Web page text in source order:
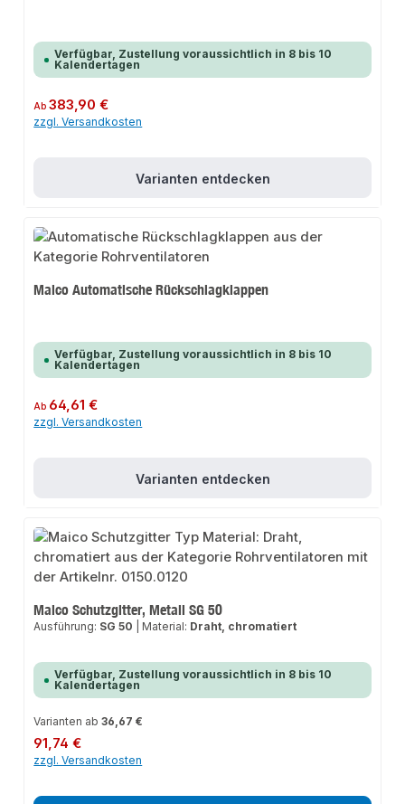
Verfügbar, Zustellung voraussichtlich in 8 bis 10
Kalendertagen
Regulärer Preis:
Ab383,90 €
zzgl. Versandkosten
Varianten entdecken
Maico Automatische Rückschlagklappen
Verfügbar, Zustellung voraussichtlich in 8 bis 10
Kalendertagen
Regulärer Preis:
Ab 64,61 €
zzgl. Versandkosten
Varianten entdecken
Maico Schutzgitter, Metall SG 50
Ausführung: SG 50 Material: Draht, chromatiert
Verfügbar, Zustellung voraussichtlich in 8 bis 10
Kalendertagen
Varianten ab 36,67 €
Regulärer Preis:
91,74 €
zzgl. Versandkosten